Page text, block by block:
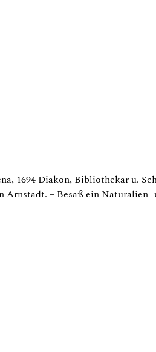
1694 Diakon, Bibliothekar u.
Arnstadt. – Besaß ein